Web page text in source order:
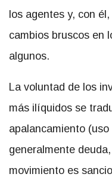
los agentes y, con
cambios bruscos en
algunos.
La voluntad de los
más ilíquidos se
apalancamiento
generalmente
movimiento es